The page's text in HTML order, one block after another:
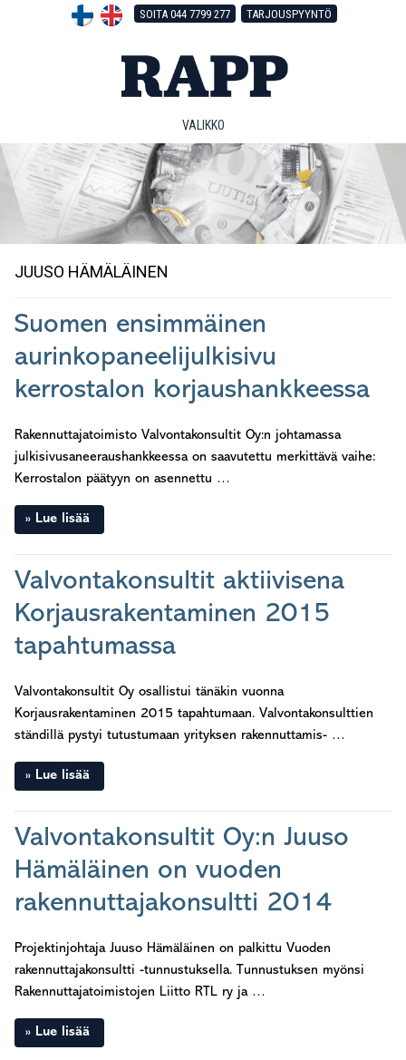
SOITA 044 7799 277 TARJOUSPYYNTÖ
VALIKKO
JUUSO HÄMÄLÄINEN
Suomen ensimmäinen
aurinkopaneelijulkisivu
kerrostalon korjaushankkeessa
Rakennuttajatoimisto Valvontakonsultit Oy:n johtamassa
julkisivusaneeraushankkeessa on saavutettu merkittävä vaihe:
Kerrostalon päätyyn on asennettu …
Lue lisää
Valvontakonsultit aktiivisena
Korjausrakentaminen 2015
tapahtumassa
Valvontakonsultit Oy osallistui tänäkin vuonna
Korjausrakentaminen 2015 tapahtumaan. Valvontakonsulttien
ständillä pystyi tutustumaan yrityksen rakennuttamis- …
Lue lisää
Valvontakonsultit Oy:n Juuso
Hämäläinen on vuoden
rakennuttajakonsultti 2014
Projektinjohtaja Juuso Hämäläinen on palkittu Vuoden
rakennuttajakonsultti -tunnustuksella. Tunnustuksen myönsi
Rakennuttajatoimistojen Liitto RTL ry ja …
Lue lisää